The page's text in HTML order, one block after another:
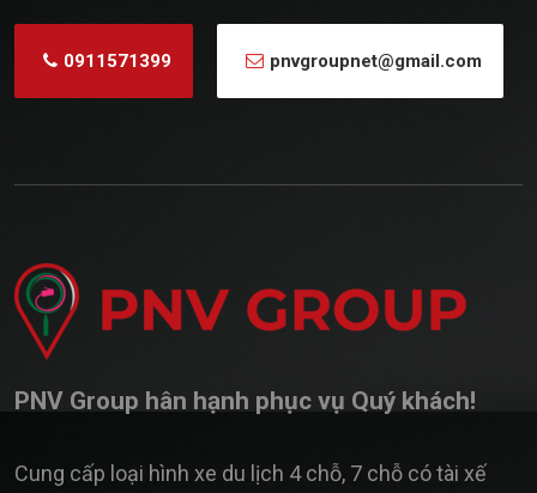
0911571399 pnvgroupnet@gmail.com
PNV Group hân hạnh phục vụ Quý khách!
Cung cấp loại hình xe du lịch 4 chỗ, 7 chỗ có tài xế